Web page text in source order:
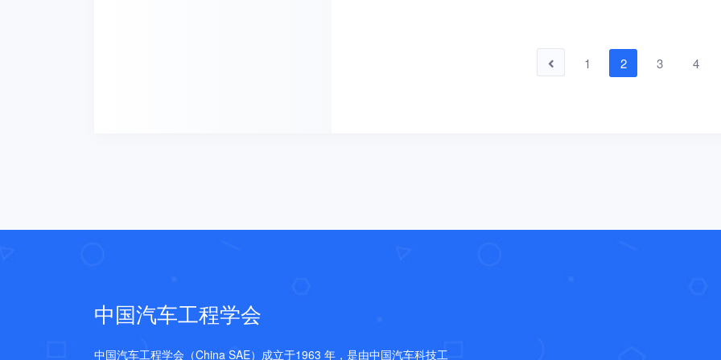
1 2 3 4
中国汽车工程学会
中国汽车工程学会（China SAE）成立于1963 年，是由中国汽车科技工